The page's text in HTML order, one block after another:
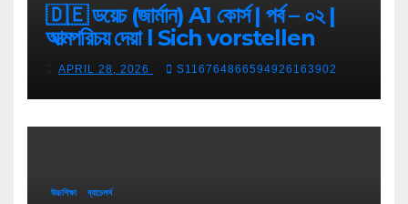
🇩🇪 ডয়েচ (জার্মান) A1 কোর্স | পর্ব – ০২ |
আত্মপরিচয় দেয়া l Sich vorstellen
APRIL 28, 2026 S116764866594926163902
উচ্চশিক্ষা ব্যাচেলর্স